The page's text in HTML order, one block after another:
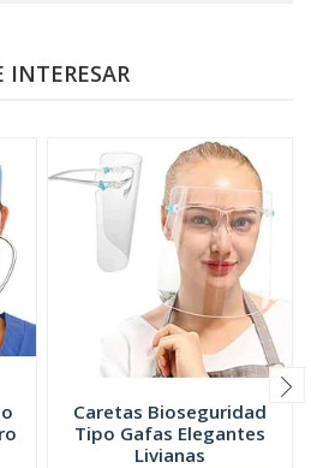
Caretas Bioseguridad
Tipo Gafas Elegantes
Livianas